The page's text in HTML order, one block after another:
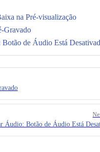
na Pré-visualização
Gravado
de Áudio Está
Áudio: Botão de Áudio Está